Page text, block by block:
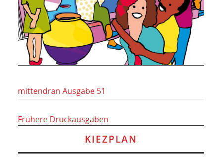
mittendran Ausgabe 51
Frühere Druckausgaben
KIEZPLAN